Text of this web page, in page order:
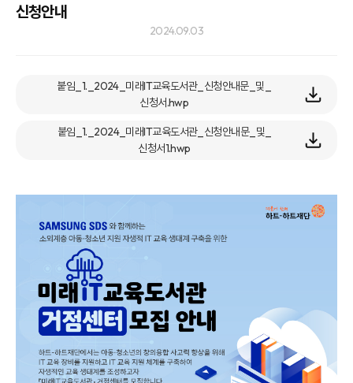
신청안내
2024.09.03
붙임_1._2024_미래IT교육도서관_신청안내문_및_
신청서.hwp
붙임_1._2024_미래IT교육도서관_신청안내문_및_
신청서1.hwp